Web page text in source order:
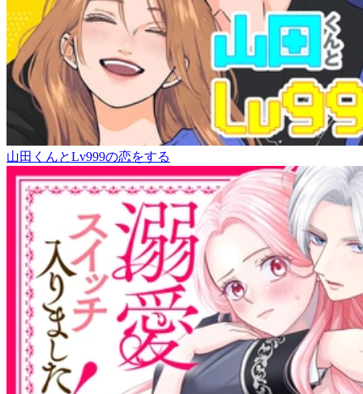
山田くんとLv999の恋をする